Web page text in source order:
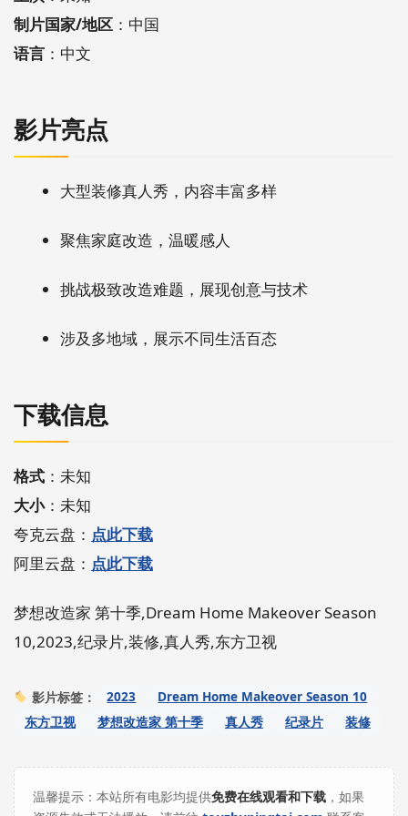
制片国家/地区 ：中国
语言 ：中文
影片亮点
大型装修真人秀，内容丰富多样
聚焦家庭改造，温暖感人
挑战极致改造难题，展现创意与技术
涉及多地域，展示不同生活百态
下载信息
格式 ：未知
大小：未知
夸克云盘： 点此下载
阿里云盘： 点此下载
梦想改造家 第十季,Dream Home Makeover Season
10,2023,纪录片,装修,真人秀,东方卫视
影片标签： 2023
Dream Home Makeover Season 10
东方卫视
梦想改造家 第十季 真人秀 纪录片 装修
温馨提示：本站所有电影均提供免费在线观看和下载 ，如果